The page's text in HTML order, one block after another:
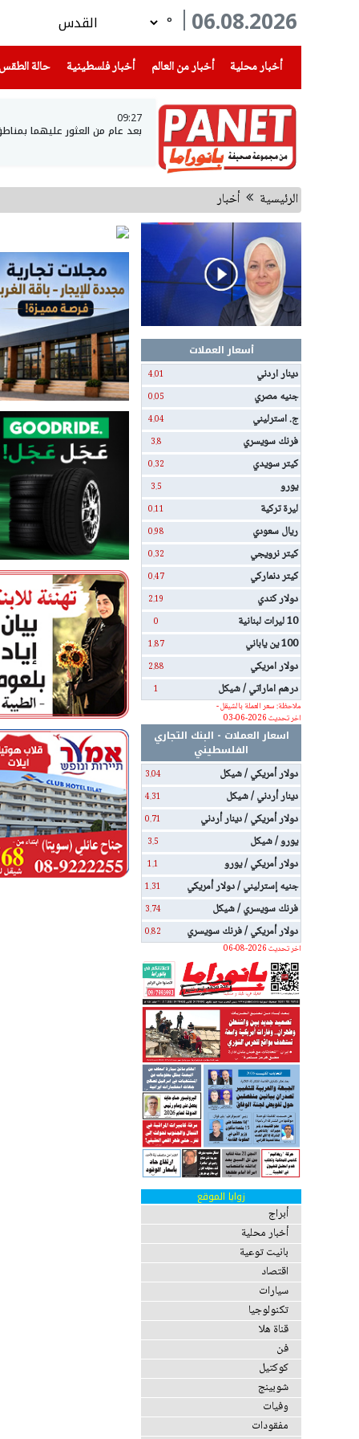
06.08.2026
°
أخبار محلية
(current) أخبار من العالم أخبار فلسطينية(current) حالة الطقس
09:27
بعد عام من العثور عليهما
الرئيسية أخبار
أسعار العملات
دينار اردني
4.01
جنيه مصري 0.05
ج. استرليني 4.04
فرنك سويسري 3.8
كيتر سويدي 0.32
يورو 3.5
ليرة تركية 0.11
ريال سعودي 0.98
كيتر نرويجي 0.32
كيتر دنماركي 0.47
دولار كندي 2.19
10 ليرات لبنانية 0
100 ين ياباني 1.87
دولار امريكي 2.88
درهم اماراتي / شيكل
1
ملاحظة: سعر العملة بالشيقل -
اخر تحديث 2026-06-03
اسعار العملات - البنك التجاري
الفلسطيني
دولار أمريكي / شيكل
3.04
دينار أردني / شيكل 4.31
دولار أمريكي / دينار أردني 0.71
يورو / شيكل 3.5
دولار أمريكي / يورو 1.1
جنيه إسترليني / دولار أمريكي 1.31
فرنك سويسري / شيكل 3.74
دولار أمريكي / فرنك سويسري
0.82
اخر تحديث 2026-08-06
زوايا الموقع
أبراج
أخبار محلية
بانيت توعية
اقتصاد
سيارات
تكنولوجيا
قناة هلا
فن
كوكتيل
شوبينج
وفيات
مفقودات